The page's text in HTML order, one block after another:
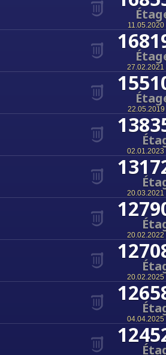
27.02.2021
22.05.2019
02.01.2023
20.03.2021
20.02.2022
20.02.2025
04.04.2025